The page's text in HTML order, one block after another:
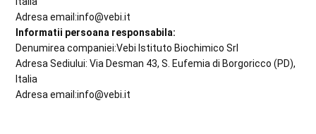
Adresa email:info@vebi.it
Informatii persoana responsabila:
Denumirea companiei:Vebi Istituto Biochimico Srl
Adresa Sediului: Via Desman 43, S. Eufemia di Borgoricco (PD),
Italia
Adresa email:info@vebi.it